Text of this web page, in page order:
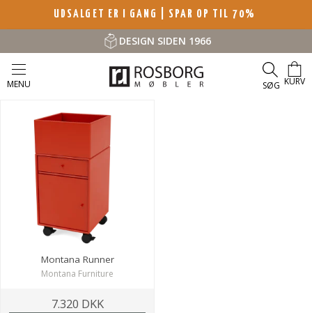
UDSALGET ER I GANG | SPAR OP TIL 70%
DESIGN SIDEN 1966
MENU SØG KURV
Montana Runner
Montana Furniture
7.320 DKK